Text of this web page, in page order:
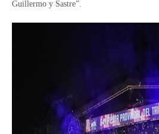
Guillermo y Sastre”.